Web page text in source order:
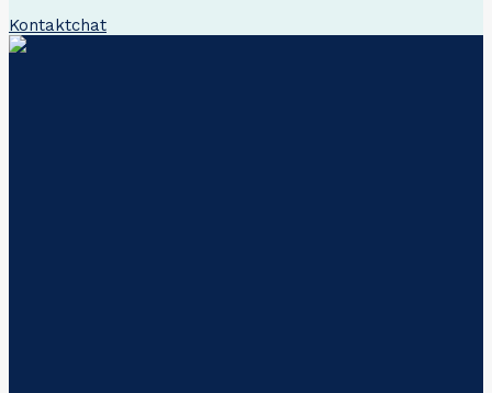
Kontaktchat